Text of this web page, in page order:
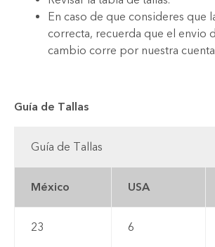
En caso de que consideres que
correcta, recuerda que el envio
cambio corre por nuestra
Guía de Tallas
Guía de Tallas
México USA
23 6